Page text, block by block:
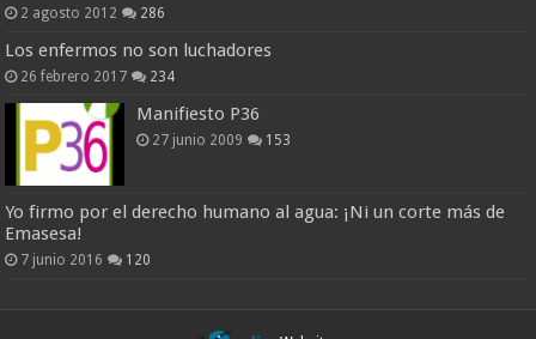
2 agosto 2012 286
Los enfermos no son luchadores
26 febrero 2017 234
Manifiesto P36
27 junio 2009 153
Yo firmo por el derecho humano al agua: ¡Ni un corte más de
Emasesa!
7 junio 2016 120